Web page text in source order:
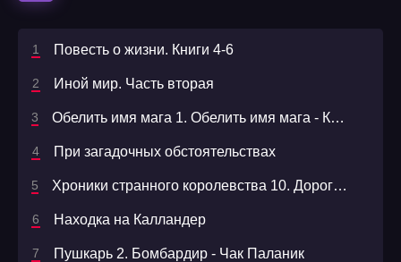
Повесть о жизни. Книги 4-6
Иной мир. Часть вторая
Обелить имя мага 1. Обелить имя мага - Константин Назимов
При загадочных обстоятельствах
Хроники странного королевства 10. Дороги и сны - Оксана Панкеева
Находка на Калландер
Пушкарь 2. Бомбардир - Чак Паланик